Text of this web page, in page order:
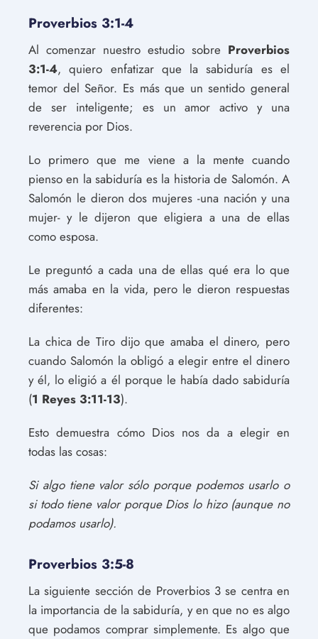
Proverbios 3:1-4
Al comenzar nuestro estudio sobre Proverbios
3:1-4, quiero enfatizar que la sabiduría es el
temor del Señor. Es más que un sentido general
de ser inteligente; es un amor activo y una
reverencia por Dios.
Lo primero que me viene a la mente cuando
pienso en la sabiduría es la historia de Salomón. A
Salomón le dieron dos mujeres -una nación y una
mujer- y le dijeron que eligiera a una de ellas
como esposa.
Le preguntó a cada una de ellas qué era lo que
más amaba en la vida, pero le dieron respuestas
diferentes:
La chica de Tiro dijo que amaba el dinero, pero
cuando Salomón la obligó a elegir entre el dinero
y él, lo eligió a él porque le había dado sabiduría
(1 Reyes 3:11-13).
Esto demuestra cómo Dios nos da a elegir en
todas las cosas:
Si algo tiene valor sólo porque podemos usarlo o
si todo tiene valor porque Dios lo hizo (aunque no
podamos usarlo).
Proverbios 3:5-8
La siguiente sección de Proverbios 3 se centra en
la importancia de la sabiduría, y en que no es algo
que podamos comprar simplemente. Es algo que